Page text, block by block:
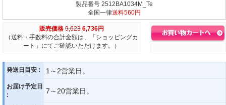
製品番号 2512BA1034M_Te
全国一律送料560円
販売価格 9,623 6,736円
（送料・手数料の合計金額は、「ショッピングカ
ート」にてご確認いただけます。）
発送日目安 : 1～2営業日。
お届け予定日
:
7～20営業日。